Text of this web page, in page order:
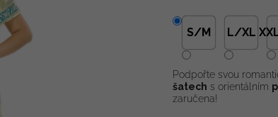
S/M L/XL
Podpořte svou
šatech s orientálním
zaručena!